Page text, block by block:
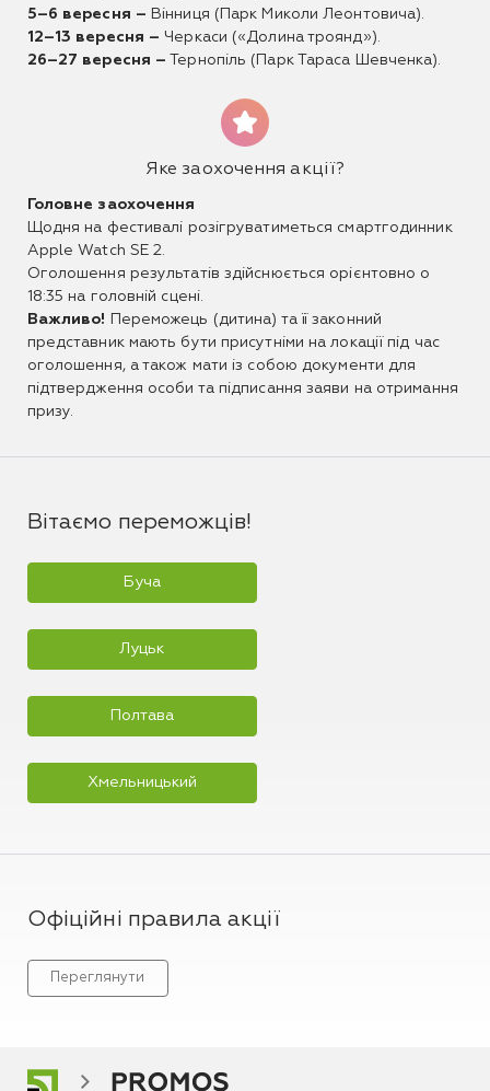
5–6 вересня – Вінниця (Парк Миколи Леонтовича).
12–13 вересня – Черкаси («Долина троянд»).
26–27 вересня – Тернопіль (Парк Тараса Шевченка).
Яке заохочення акції?
Головне заохочення
Щодня на фестивалі розігруватиметься смартгодинник
Apple Watch SE 2.
Оголошення результатів здійснюється орієнтовно о
18:35 на головній сцені.
Важливо! Переможець (дитина) та її законний
представник мають бути присутніми на локації під час
оголошення, а також мати із собою документи для
підтвердження особи та підписання заяви на отримання
призу.
Вітаємо переможців!
Буча
Луцьк
Полтава
Хмельницький
Офіційні правила акції
Переглянути